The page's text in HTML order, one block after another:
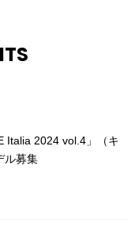
Italia 2024 vol.4」（キ
ル募集